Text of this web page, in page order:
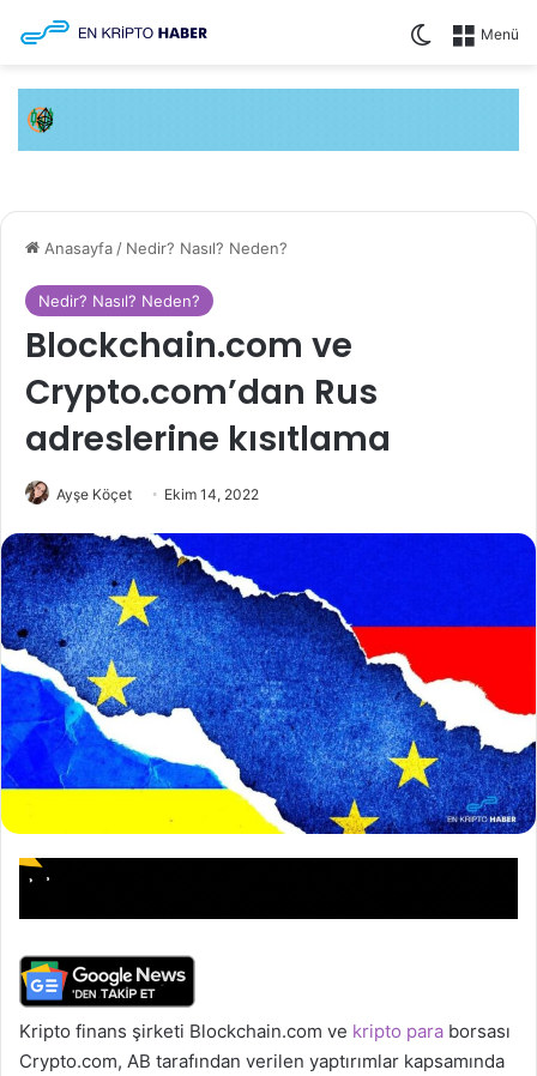
Menü
Dış
Anasayfa / Nedir? Nasıl? Neden?
Nedir? Nasıl? Neden?
Blockchain.com ve
Crypto.com’dan Rus
adreslerine kısıtlama
Ayşe Köçet Ekim 14, 2022
Kripto finans şirketi Blockchain.com ve kripto para borsası
Crypto.com, AB tarafından verilen yaptırımlar kapsamında